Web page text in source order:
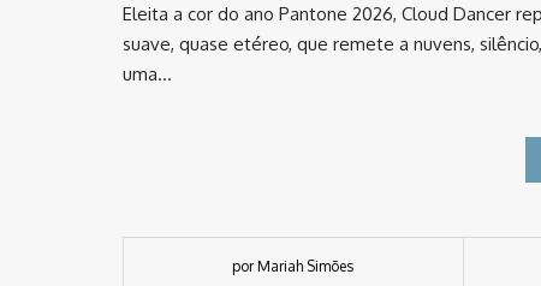
Eleita a cor do ano Pantone 2026, Cloud Dancer
suave, quase etéreo, que remete a nuvens,
uma…
por Mariah Simões